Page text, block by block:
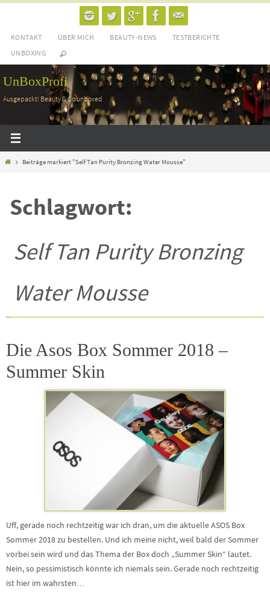
springen
KONTAKT ÜBER MICH BEAUTY-NEWS
TESTBERICHTE
UNBOXING
UnBoxProfi
Ausgepackt! Beauty & Co unboxed
HomeBeiträge markiert "Self Tan Purity Bronzing Water Mousse"
Schlagwort:
Self Tan Purity Bronzing
Water Mousse
Die Asos Box Sommer 2018 –
Summer Skin
Uff, gerade noch rechtzeitig war ich dran, um die aktuelle ASOS Box
Sommer 2018 zu bestellen. Und ich meine nicht, weil bald der Sommer
vorbei sein wird und das Thema der Box doch „Summer Skin“ lautet.
Nein, so pessimistisch könnte ich niemals sein. Gerade noch rechtzeitig
ist hier im wahrsten…